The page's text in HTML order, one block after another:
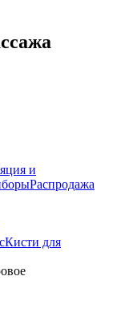
и
Распродажа
Кисти для